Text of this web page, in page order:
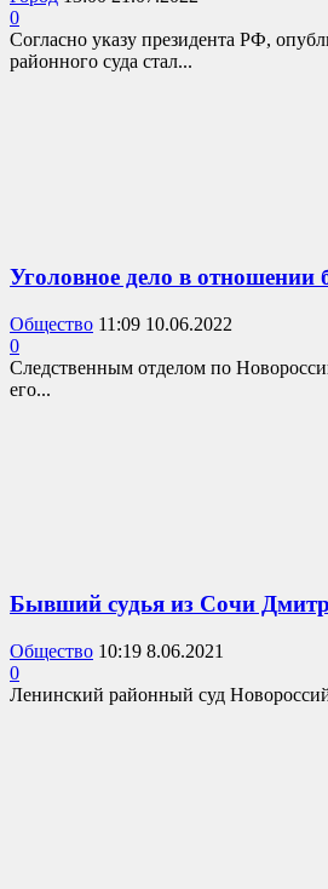
0
Согласно указу президента РФ,
районного суда стал...
Уголовное дело в отношении
Общество 11:09 10.06.2022
0
Следственным отделом по
его...
Бывший судья из Сочи
Общество 10:19 8.06.2021
0
Ленинский районный суд